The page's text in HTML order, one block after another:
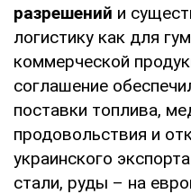
разрешений и
логистику как для
коммерческой
соглашение
поставки топлива,
продовольствия и
украинского
стали, руды – на